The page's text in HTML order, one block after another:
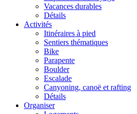
Vacances durables
Détails
Activités
Itinéraires à pied
Sentiers thématiques
Bike
Parapente
Boulder
Escalade
Canyoning, canoë et rafting
Détails
Organiser